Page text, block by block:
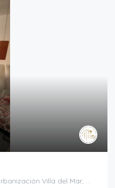
Avenida de las Palmeras, Urbanización Villa del Mar, Caleta 2000, Caleta de Vélez, Vélez-Málaga, La Axarquía, Málaga, Andalucía, 29751, España